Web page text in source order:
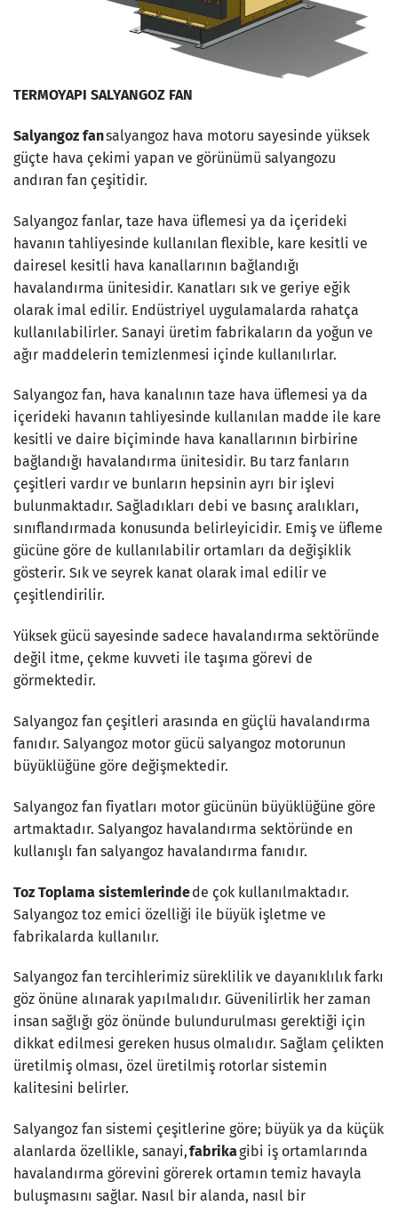
TERMOYAPI SALYANGOZ FAN
Salyangoz fansalyangoz hava motoru sayesinde yüksek
güçte hava çekimi yapan ve görünümü salyangozu
andıran fan çeşitidir.
Salyangoz fanlar, taze hava üflemesi ya da içerideki
havanın tahliyesinde kullanılan flexible, kare kesitli ve
dairesel kesitli hava kanallarının bağlandığı
havalandırma ünitesidir. Kanatları sık ve geriye eğik
olarak imal edilir. Endüstriyel uygulamalarda rahatça
kullanılabilirler. Sanayi üretim fabrikaların da yoğun ve
ağır maddelerin temizlenmesi içinde kullanılırlar.
Salyangoz fan, hava kanalının taze hava üflemesi ya da
içerideki havanın tahliyesinde kullanılan madde ile kare
kesitli ve daire biçiminde hava kanallarının birbirine
bağlandığı havalandırma ünitesidir. Bu tarz fanların
çeşitleri vardır ve bunların hepsinin ayrı bir işlevi
bulunmaktadır. Sağladıkları debi ve basınç aralıkları,
sınıflandırmada konusunda belirleyicidir. Emiş ve üfleme
gücüne göre de kullanılabilir ortamları da değişiklik
gösterir. Sık ve seyrek kanat olarak imal edilir ve
çeşitlendirilir.
Yüksek gücü sayesinde sadece havalandırma sektöründe
değil itme, çekme kuvveti ile taşıma görevi de
görmektedir.
Salyangoz fan çeşitleri arasında en güçlü havalandırma
fanıdır. Salyangoz motor gücü salyangoz motorunun
büyüklüğüne göre değişmektedir.
Salyangoz fan fiyatları motor gücünün büyüklüğüne göre
artmaktadır. Salyangoz havalandırma sektöründe en
kullanışlı fan salyangoz havalandırma fanıdır.
Toz Toplama sistemlerindede çok kullanılmaktadır.
Salyangoz toz emici özelliği ile büyük işletme ve
fabrikalarda kullanılır.
Salyangoz fan tercihlerimiz süreklilik ve dayanıklılık farkı
göz önüne alınarak yapılmalıdır. Güvenilirlik her zaman
insan sağlığı göz önünde bulundurulması gerektiği için
dikkat edilmesi gereken husus olmalıdır. Sağlam çelikten
üretilmiş olması, özel üretilmiş rotorlar sistemin
kalitesini belirler.
Salyangoz fan sistemi çeşitlerine göre; büyük ya da küçük
alanlarda özellikle, sanayi,fabrikagibi iş ortamlarında
havalandırma görevini görerek ortamın temiz havayla
buluşmasını sağlar. Nasıl bir alanda, nasıl bir